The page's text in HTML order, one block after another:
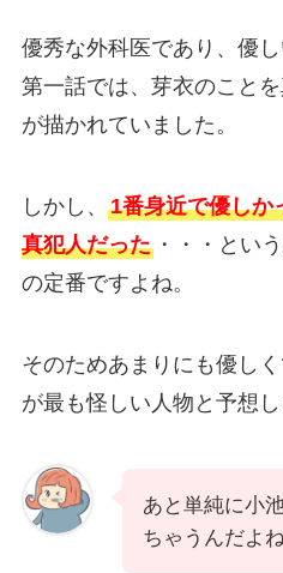
優秀な外科医であり、優し
第一話では、芽衣のこと
が描かれていました。
しかし、 1番身近で優しか
真犯人だった・・・とい
の定番ですよね。
そのためあまりにも優し
が最も怪しい人物と予想し
あと単純に小
ちゃうんだよね